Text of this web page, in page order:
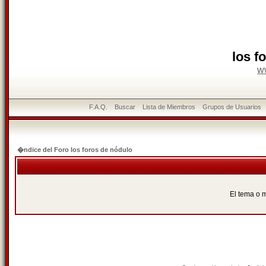
los
F.A.Q. Buscar Lista de Miembros Grupos de Usuarios
�ndice del Foro los foros de nódulo
El tema o